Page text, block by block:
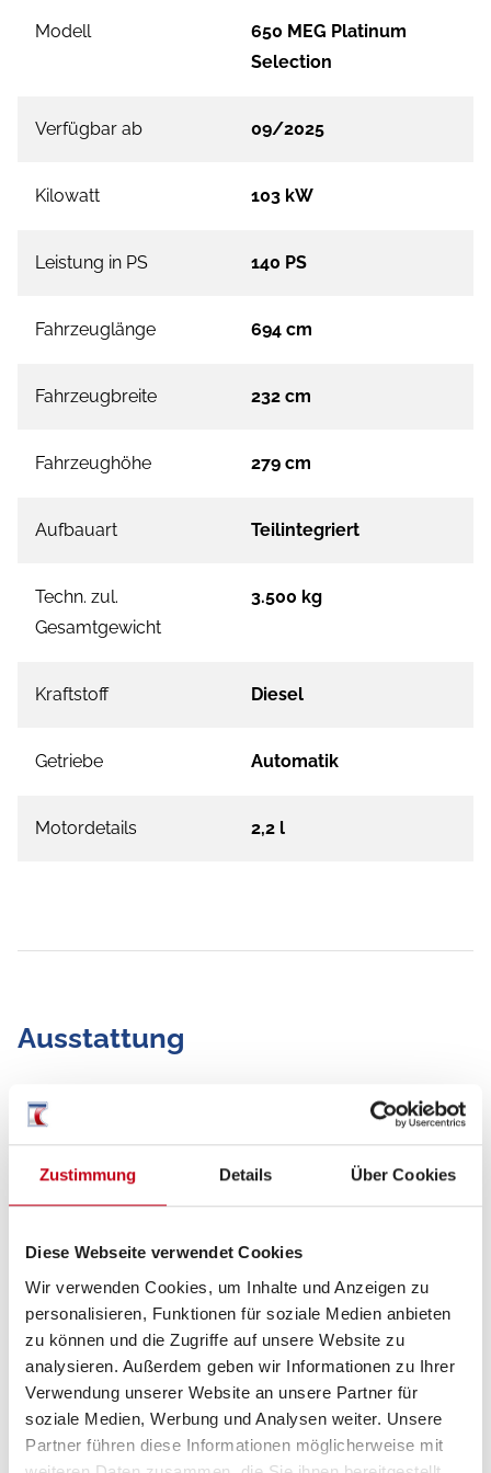
Zustimmung Details Über Cookies
Diese Webseite verwendet Cookies
Wir verwenden Cookies, um Inhalte und Anzeigen zu
personalisieren, Funktionen für soziale Medien anbieten
zu können und die Zugriffe auf unsere Website zu
analysieren. Außerdem geben wir Informationen zu Ihrer
Verwendung unserer Website an unsere Partner für
soziale Medien, Werbung und Analysen weiter. Unsere
Partner führen diese Informationen möglicherweise mit
Modell
650 MEG Platinum
Selection
Verfügbar ab 09/2025
Kilowatt 103 kW
Leistung in PS 140 PS
Fahrzeuglänge 694 cm
Fahrzeugbreite 232 cm
Fahrzeughöhe 279 cm
Aufbauart Teilintegriert
Techn. zul.
Gesamtgewicht
3.500 kg
Kraftstoff Diesel
Getriebe Automatik
Motordetails 2,2 l
Ausstattung
Rußpartikelfilter
Sanitär
WC